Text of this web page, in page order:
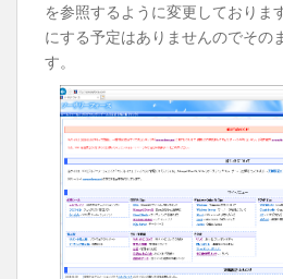
を参照するように変更しておりま
にする予定はありませんのでその
す。